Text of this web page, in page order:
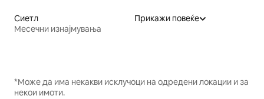
Сиетл
Месечни изнајмувања
Прикажи повеќе
*Може да има некакви исклучоци на одредени локации и за
некои имоти.